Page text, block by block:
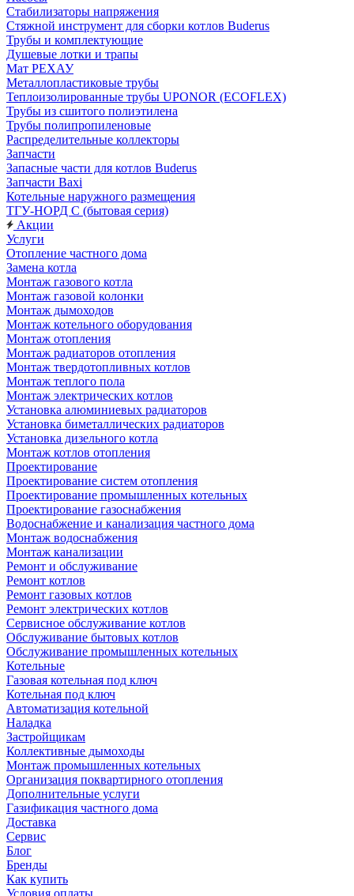
Стабилизаторы напряжения
Стяжной инструмент для сборки котлов Buderus
Трубы и комплектующие
Душевые лотки и трапы
Мат РЕХАУ
Металлопластиковые трубы
Теплоизолированные трубы UPONOR (ECOFLEX)
Трубы из сшитого полиэтилена
Трубы полипропиленовые
Распределительные коллекторы
Запчасти
Запасные части для котлов Buderus
Запчасти Baxi
Котельные наружного размещения
ТГУ-НОРД С (бытовая серия)
Акции
Услуги
Отопление частного дома
Замена котла
Монтаж газового котла
Монтаж газовой колонки
Монтаж дымоходов
Монтаж котельного оборудования
Монтаж отопления
Монтаж радиаторов отопления
Монтаж твердотопливных котлов
Монтаж теплого пола
Монтаж электрических котлов
Установка алюминиевых радиаторов
Установка биметаллических радиаторов
Установка дизельного котла
Монтаж котлов отопления
Проектирование
Проектирование систем отопления
Проектирование промышленных котельных
Проектирование газоснабжения
Водоснабжение и канализация частного дома
Монтаж водоснабжения
Монтаж канализации
Ремонт и обслуживание
Ремонт котлов
Ремонт газовых котлов
Ремонт электрических котлов
Сервисное обслуживание котлов
Обслуживание бытовых котлов
Обслуживание промышленных котельных
Котельные
Газовая котельная под ключ
Котельная под ключ
Автоматизация котельной
Наладка
Застройщикам
Коллективные дымоходы
Монтаж промышленных котельных
Организация поквартирного отопления
Дополнительные услуги
Газификация частного дома
Доставка
Сервис
Блог
Бренды
Как купить
Условия оплаты